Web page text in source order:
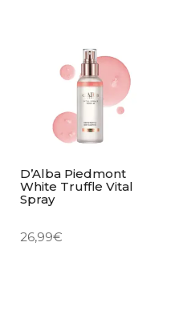
D’Alba Piedmont
White Truffle Vital
Spray
26,99€